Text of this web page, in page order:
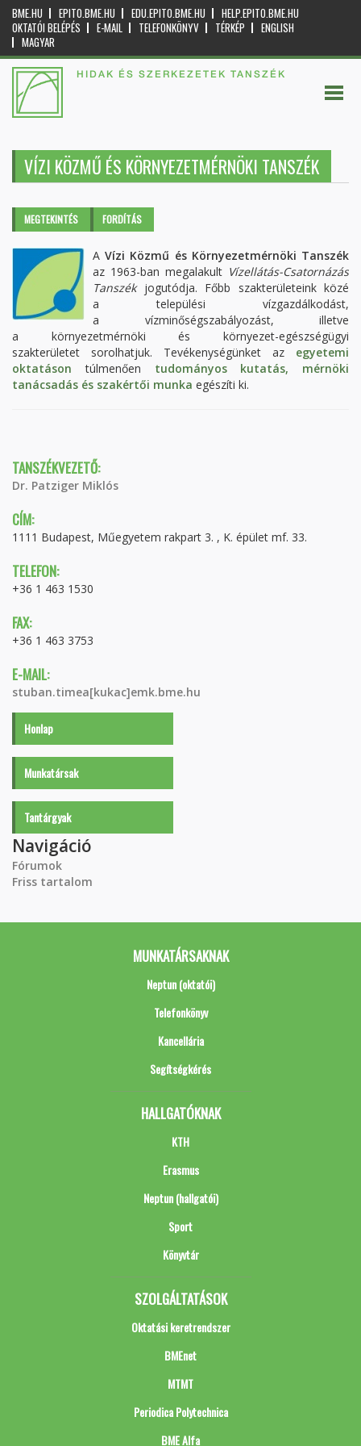
BME.HU EPITO.BME.HU EDU.EPITO.BME.HU
HELP.EPITO.BME.HU
OKTATÓI BELÉPÉS
E-MAIL TELEFONKÖNYV TÉRKÉP
ENGLISH
MAGYAR
HIDAK ÉS SZERKEZETEK TANSZÉK
VÍZI KÖZMŰ ÉS KÖRNYEZETMÉRNÖKI TANSZÉK
Elsődleges fülek
MEGTEKINTÉS (AKTÍVFORDÍTÁS
AVízi Közmű és Környezetmérnöki Tanszék
az 1963-ban megalakult Vízellátás-Csatornázás
Tanszékjogutódja. Főbb szakterületeink közé
a települési vízgazdálkodást,
a vízminőségszabályozást, illetve
a környezetmérnöki és környezet-egészségügyi
szakterületet sorolhatjuk. Tevékenységünket az egyetemi
oktatáson túlmenően tudományos kutatás, mérnöki
tanácsadás és szakértői munka egészíti ki.
TANSZÉKVEZETŐ:
Dr. Patziger Miklós
CÍM:
1111 Budapest, Műegyetem rakpart 3. , K. épület mf. 33.
TELEFON:
+36 1 463 1530
FAX:
+36 1 463 3753
E-MAIL:
stuban.timea[kukac]emk.bme.hu
Honlap
Munkatársak
Tantárgyak
Navigáció
Fórumok
Friss tartalom
MUNKATÁRSAKNAK
Neptun (oktatói)
Telefonkönyv
Kancellária
Segítségkérés
HALLGATÓKNAK
KTH
Erasmus
Neptun (hallgatói)
Sport
Könyvtár
SZOLGÁLTATÁSOK
Oktatási keretrendszer
BMEnet
MTMT
Periodica Polytechnica
BME Alfa